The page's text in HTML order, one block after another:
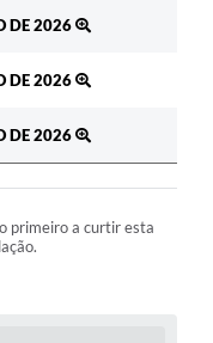
DE 2026
DE 2026
DE 2026
primeiro a curtir esta